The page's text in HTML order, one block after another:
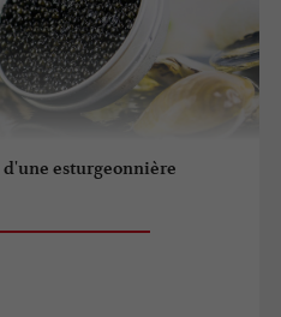
d'une esturgeonnière